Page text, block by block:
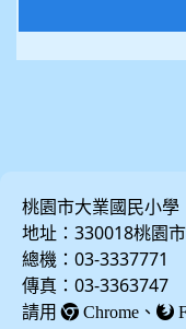
桃園市大業國民小學
地址：330018桃園
總機：03-3337771
傳真：03-3363747
請用
Chrome 、